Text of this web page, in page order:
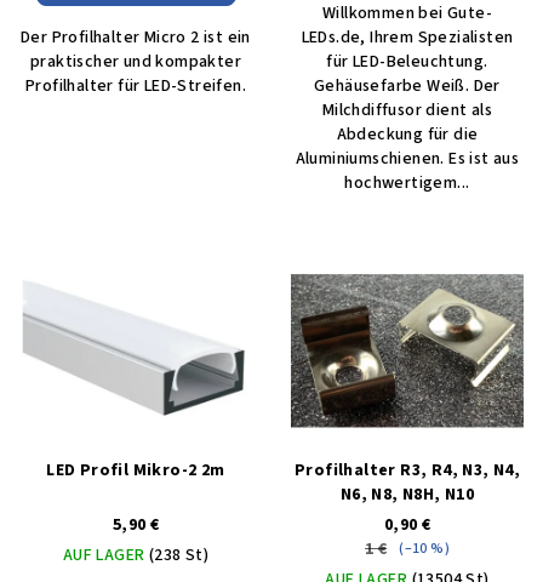
Der Profilhalter Micro 2 ist ein
praktischer und kompakter
Profilhalter für LED-Streifen.
Willkommen bei Gute-
LEDs.de, Ihrem Spezialisten
für LED-Beleuchtung.
Gehäusefarbe Weiß. Der
Milchdiffusor dient als
Abdeckung für die
Aluminiumschienen. Es ist aus
hochwertigem...
LED Profil Mikro-2 2m
5,90 €
AUF LAGER (238 St)
Profilhalter R3, R4, N3, N4,
N6, N8, N8H, N10
0,90 €
1 € (–10 %)